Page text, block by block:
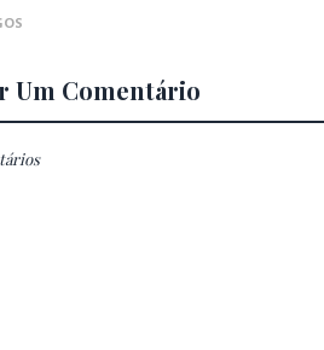
Um Comentário